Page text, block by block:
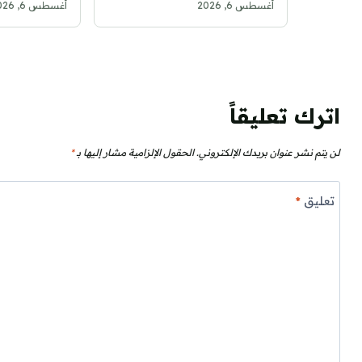
أغسطس 6, 2026 أغسطس 6, 2026
اترك تعليقاً
لن يتم نشر عنوان بريدك الإلكتروني. الحقول الإلزامية مشار إليها بـ*
تعليق*